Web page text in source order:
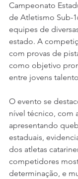
Campeonato
de Atletismo Sub-
equipes de
estado. A
com provas de
como objetivo
entre jovens
O evento se
nível técnico, com
apresentando
estaduais,
dos atletas
competidores
determinação, e